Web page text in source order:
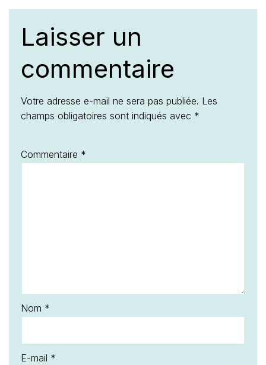
Laisser un
commentaire
Votre adresse e-mail ne sera pas publiée. Les
champs obligatoires sont indiqués avec *
Commentaire *
Nom *
E-mail *